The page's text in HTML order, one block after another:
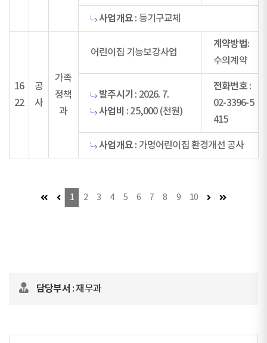
사업개요 : 등기구교체
16
22
공
사
가족
정책
과
어린이집 기능보강사업
계약방법 :
수의계약
발주시기 : 2026. 7.
사업비 : 25,000 (천원)
전화번호:
02-3396-5
415
사업개요 : 가명어린이집 환경개선 공사
첫 페이지 (이동불가)
이전 페이지 (이동불가)
1 2 3 4 5 6 7 8 9 10 다음 페이지마지막 페이
담당부서 : 재무과